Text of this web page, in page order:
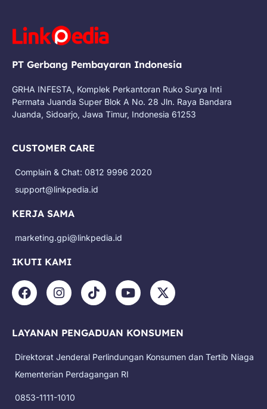
PT Gerbang Pembayaran Indonesia
GRHA INFESTA, Komplek Perkantoran Ruko Surya Inti
Permata Juanda Super Blok A No. 28 Jln. Raya Bandara
Juanda, Sidoarjo, Jawa Timur, Indonesia 61253
CUSTOMER CARE
Complain & Chat: 0812 9996 2020
support@linkpedia.id
KERJA SAMA
marketing.gpi@linkpedia.id
IKUTI KAMI
F
a
b
o
k
I
n
a
r
a
T
i
o
Y
o
u
e
X
-
i
t
LAYANAN PENGADUAN KONSUMEN
Direktorat Jenderal Perlindungan Konsumen dan Tertib Niaga
Kementerian Perdagangan RI
0853-1111-1010